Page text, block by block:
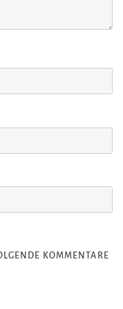
KOMMENTARE